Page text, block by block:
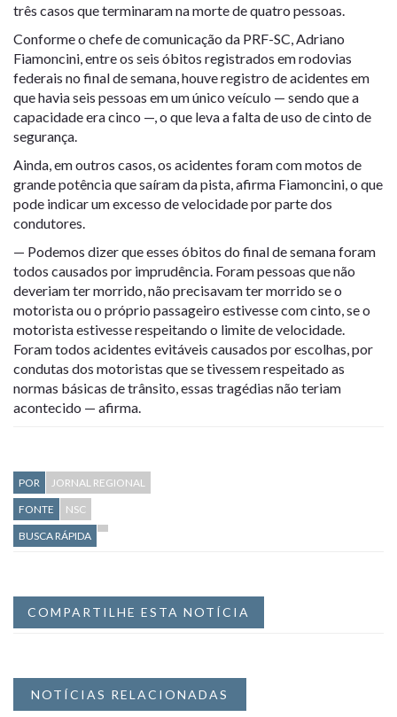
três casos que terminaram na morte de quatro pessoas.
Conforme o chefe de comunicação da PRF-SC, Adriano
Fiamoncini, entre os seis óbitos registrados em rodovias
federais no final de semana, houve registro de acidentes em
que havia seis pessoas em um único veículo — sendo que a
capacidade era cinco —, o que leva a falta de uso de cinto de
segurança.
Ainda, em outros casos, os acidentes foram com motos de
grande potência que saíram da pista, afirma Fiamoncini, o que
pode indicar um excesso de velocidade por parte dos
condutores.
— Podemos dizer que esses óbitos do final de semana foram
todos causados por imprudência. Foram pessoas que não
deveriam ter morrido, não precisavam ter morrido se o
motorista ou o próprio passageiro estivesse com cinto, se o
motorista estivesse respeitando o limite de velocidade.
Foram todos acidentes evitáveis causados por escolhas, por
condutas dos motoristas que se tivessem respeitado as
normas básicas de trânsito, essas tragédias não teriam
acontecido — afirma.
POR
JORNAL REGIONAL
FONTE
NSC
BUSCA RÁPIDA
COMPARTILHE ESTA NOTÍCIA
NOTÍCIAS RELACIONADAS